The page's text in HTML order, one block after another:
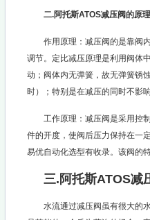
二.阿托斯ATOS减压阀的原理
作用原理：减压阀的是靠阀
调节。定比减压原理是利用阀体
动；阀体内无弹簧，故无弹簧锈
时）；特别是在减压的同时不影
工作原理：减压阀是采用控
件的开度，使阀后压力保持在一
易优自动化选型有收录。该阀的
三.阿托斯ATOS减
水流通过减压阀虽有很大的